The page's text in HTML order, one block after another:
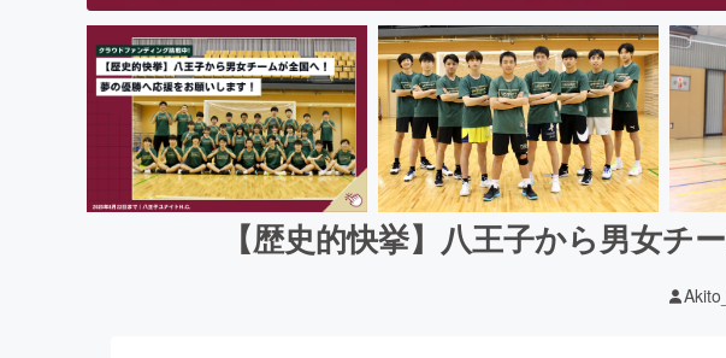
【歴史的快挙】八王子から男女チ